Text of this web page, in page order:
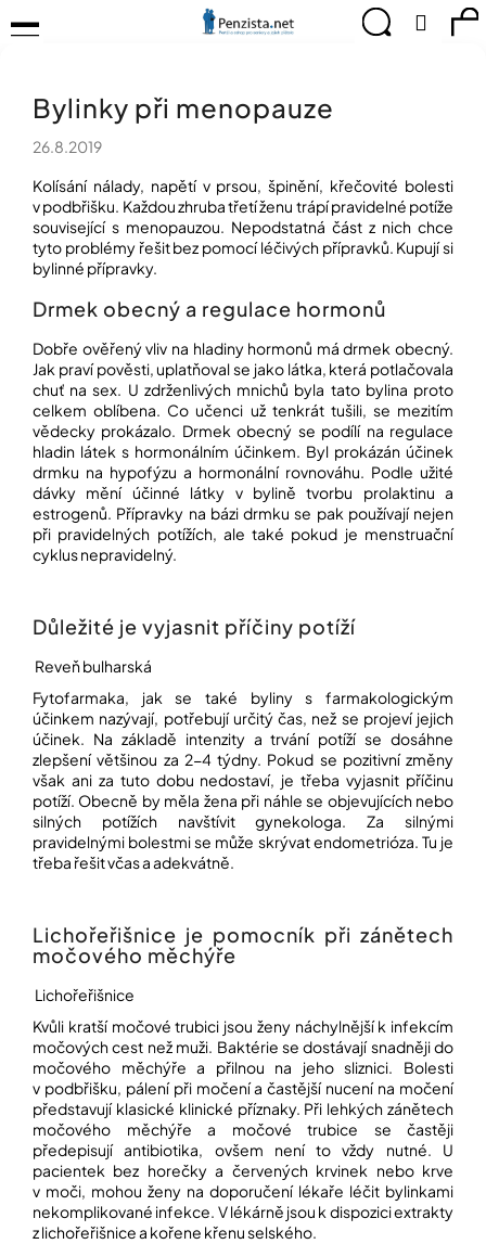
na
TIPY
PRO
ZDRAVÍ
CVIČÍME
PRO
RADOST
OBJEVUJTE
TVOŘTE
NÁMI
CHYTRÝ
PRŮVODCE
MODERNÍM
SVĚTEM
POZNEJTE
&
ZAŽIJTE,
CO
DĚJE
VAŠE
NAŠE
INSPIRACE
ZÁBAVA,
KTERÁ
POSÍLÍ
PAMĚŤ
KONCENTRACI
REPASOVANÉ
POMŮCKY
Přihlášení
Hledat
Menu
Bylinky při menopauze
26.8.2019
Kolísání nálady, napětí v prsou, špinění, křečovité bolesti
v podbřišku. Každou zhruba třetí ženu trápí pravidelné potíže
související s menopauzou. Nepodstatná část z nich chce
tyto problémy řešit bez pomocí léčivých přípravků. Kupují si
bylinné přípravky.
Drmek obecný a regulace hormonů
Dobře ověřený vliv na hladiny hormonů má drmek obecný.
Jak praví pověsti, uplatňoval se jako látka, která potlačovala
chuť na sex. U zdrženlivých mnichů byla tato bylina proto
celkem oblíbena. Co učenci už tenkrát tušili, se mezitím
vědecky prokázalo. Drmek obecný se podílí na regulace
hladin látek s hormonálním účinkem. Byl prokázán účinek
drmku na hypofýzu a hormonální rovnováhu. Podle užité
dávky mění účinné látky v bylině tvorbu prolaktinu a
estrogenů. Přípravky na bázi drmku se pak používají nejen
při pravidelných potížích, ale také pokud je menstruační
cyklus nepravidelný.
Důležité je vyjasnit příčiny potíží
Reveň bulharská
Fytofarmaka, jak se také byliny s farmakologickým
účinkem nazývají, potřebují určitý čas, než se projeví jejich
účinek. Na základě intenzity a trvání potíží se dosáhne
zlepšení většinou za 2-4 týdny. Pokud se pozitivní změny
však ani za tuto dobu nedostaví, je třeba vyjasnit příčinu
potíží. Obecně by měla žena při náhle se objevujících nebo
silných potížích navštívit gynekologa. Za silnými
pravidelnými bolestmi se může skrývat endometrióza. Tu je
třeba řešit včas a adekvátně.
Lichořeřišnice je pomocník při zánětech
močového měchýře
Lichořeřišnice
Kvůli kratší močové trubici jsou ženy náchylnější k infekcím
močových cest než muži. Baktérie se dostávají snadněji do
močového měchýře a přilnou na jeho sliznici. Bolesti
v podbřišku, pálení při močení a častější nucení na močení
představují klasické klinické příznaky. Při lehkých zánětech
močového měchýře a močové trubice se častěji
předepisují antibiotika, ovšem není to vždy nutné. U
pacientek bez horečky a červených krvinek nebo krve
v moči, mohou ženy na doporučení lékaře léčit bylinkami
nekomplikované infekce. V lékárně jsou k dispozici extrakty
z lichořeřišnice a kořene křenu selského.
o
C
o
p
o
e
b
u
e
e
n
a
?
D
o
p
o
č
e
m
e